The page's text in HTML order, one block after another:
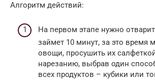
Алгоритм действий:
На первом этапе нужно
займет 10 минут, за это
овощи, просушить их
нарезанию, выбрав один
всех продуктов – кубики или